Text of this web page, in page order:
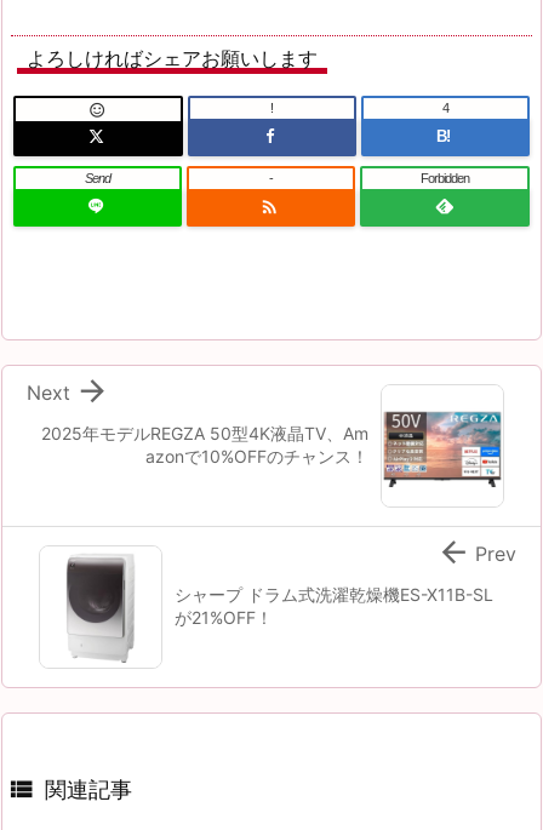
よろしければシェアお願いします
 !
B!
4
Send

- Forbidden
2025年モデルREGZA 50型4K液晶TV、Am
azonで10%OFFのチャンス！

Next
シャープ ドラム式洗濯乾燥機ES-X11B-SL
が21%OFF！
 Prev
 関連記事